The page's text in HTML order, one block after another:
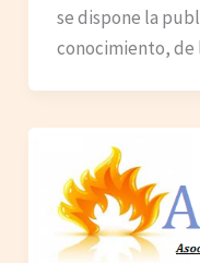
se dispone la
conocimiento, de